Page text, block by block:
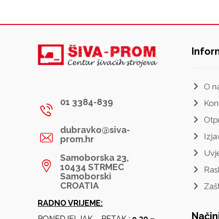
01 3384-839
dubravko@siva-
prom.hr
Samoborska 23,
10434 STRMEC
Samoborski
CROATIA
RADNO VRIJEME:
O